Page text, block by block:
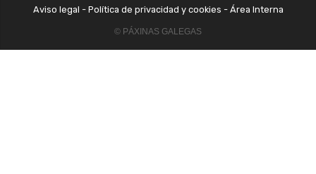
Aviso legal - Política de privacidad y cookies - Área Interna
© PÁXINAS GALEGAS